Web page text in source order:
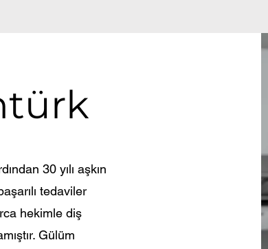
30 yılı aşkın
tedaviler
hekimle diş
Gülüm